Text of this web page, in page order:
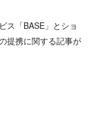
ス「BASE」とショ
提携に関する記事が